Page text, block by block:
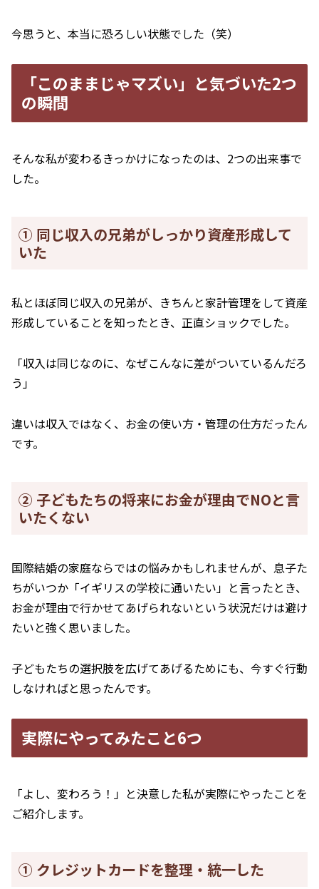
今思うと、本当に恐ろしい状態でした（笑）
「このままじゃマズい」と気づいた2つ
の瞬間
そんな私が変わるきっかけになったのは、2つの出来事で
した。
① 同じ収入の兄弟がしっかり資産形成して
いた
私とほぼ同じ収入の兄弟が、きちんと家計管理をして資産
形成していることを知ったとき、正直ショックでした。
「収入は同じなのに、なぜこんなに差がついているんだろ
う」
違いは収入ではなく、お金の使い方・管理の仕方だったん
です。
② 子どもたちの将来にお金が理由でNOと言
いたくない
国際結婚の家庭ならではの悩みかもしれませんが、息子た
ちがいつか「イギリスの学校に通いたい」と言ったとき、
お金が理由で行かせてあげられないという状況だけは避け
たいと強く思いました。
子どもたちの選択肢を広げてあげるためにも、今すぐ行動
しなければと思ったんです。
実際にやってみたこと6つ
「よし、変わろう！」と決意した私が実際にやったことを
ご紹介します。
① クレジットカードを整理・統一した